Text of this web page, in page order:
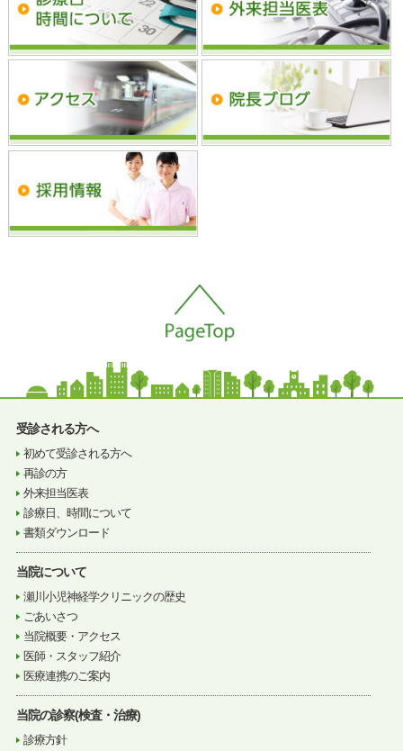
受診される方へ
初めて受診される方へ
再診の方
外来担当医表
診療日、時間について
書類ダウンロード
当院について
瀬川小児神経学クリニックの歴史
ごあいさつ
当院概要・アクセス
医師・スタッフ紹介
医療連携のご案内
当院の診察(検査・治療)
診療方針